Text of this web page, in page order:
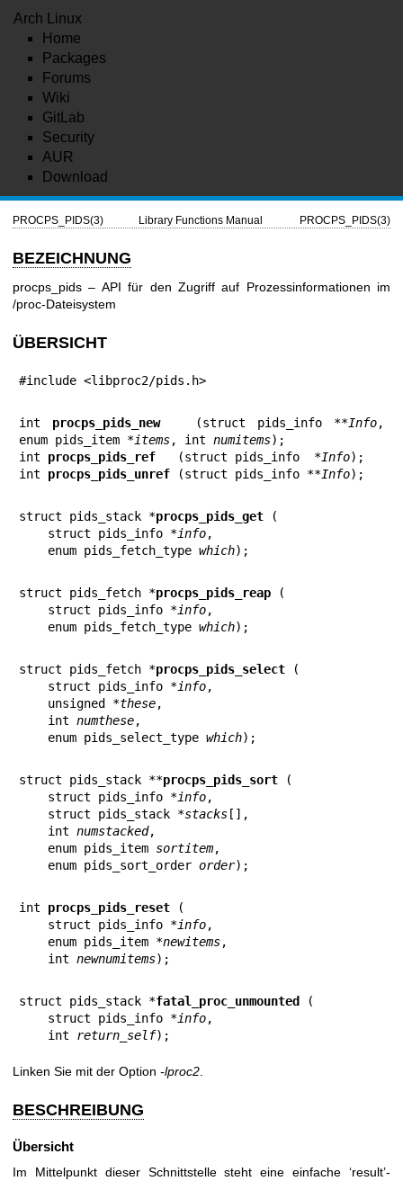
Arch Linux
Home
Packages
Forums
Wiki
GitLab
Security
AUR
Download
PROCPS_PIDS(3) Library Functions Manual PROCPS_PIDS(3)
BEZEICHNUNG
procps_pids – API für den Zugriff auf Prozessinformationen im
/proc-Dateisystem
ÜBERSICHT
#include <libproc2/pids.h>
int procps_pids_new (struct pids_info **Info,
enum pids_item *items, int numitems);
int procps_pids_ref (struct pids_info  *Info);
int procps_pids_unref (struct pids_info **Info);
struct pids_stack *procps_pids_get (
    struct pids_info *
info,
    enum pids_fetch_type
which);
struct pids_fetch *procps_pids_reap (
    struct pids_info *
info,
    enum pids_fetch_type
which);
struct pids_fetch *procps_pids_select (
    struct pids_info *
info,
    unsigned *
these,
    int
numthese,
    enum pids_select_type
which);
struct pids_stack **procps_pids_sort (
    struct pids_info *
info,
    struct pids_stack *
stacks[],
    int
numstacked,
    enum pids_item
sortitem,
    enum pids_sort_order
order);
int procps_pids_reset (
    struct pids_info *
info,
    enum pids_item *
newitems,
    int
newnumitems);
struct pids_stack *fatal_proc_unmounted (
    struct pids_info *
info,
    int
return_self);
Linken Sie mit der Option -lproc2
BESCHREIBUNG
Übersicht
Im Mittelpunkt dieser Schnittstelle steht eine einfache ‘result’-